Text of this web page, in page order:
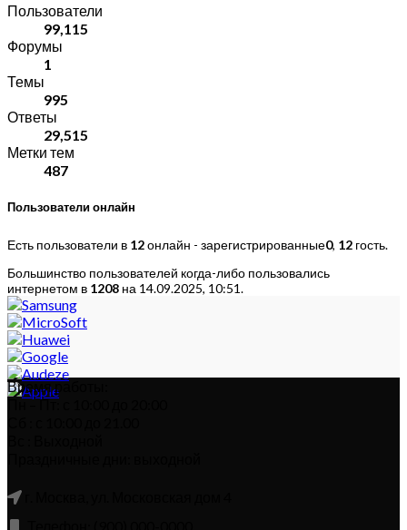
Пользователи
99,115
Форумы
1
Темы
995
Ответы
29,515
Метки тем
487
Пользователи онлайн
Есть пользователи в 12онлайн - зарегистрированные0, 12 гость.
Большинство пользователей когда-либо пользовались
интернетом в 1208 на 14.09.2025, 10:51.
Время работы:
Пн – Пт: с 10:00 до 20:00